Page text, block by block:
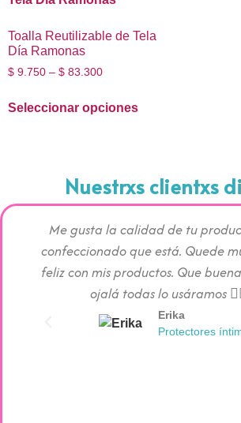
Toalla Reutilizable de Tela
Día Ramonas
$ 9.750 – $ 83.300
Seleccionar opciones
Nuestrxs clientxs
Me gusta la calidad de tu
confeccionado que está. Quede
feliz con mis productos. Que
ojalá todas lo usáramos
Erika
Protectores